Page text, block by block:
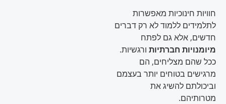
חוויות חינוכיות מאפשרות
לתלמידים ללמוד לא רק דברים
חדשים, אלא גם לפתח
מיומנויות חברתיותורגשיות.
ככל שהם מצליחים, הם
מרגישים בטוחים יותר בעצמם
וביכולתם להשיג את
מטרותיהם.